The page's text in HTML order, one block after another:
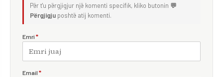
Për t'u përgjigjur një komenti specifik, kliko butonin 💬
Përgjigju poshtë atij komenti.
Emri *
Email *